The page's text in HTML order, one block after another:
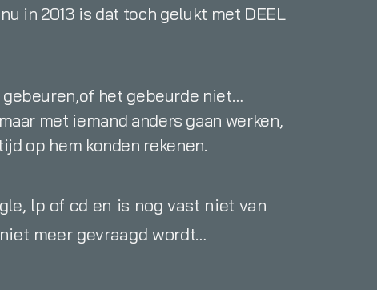
in 2013 is dat toch gelukt met DEEL
het gebeurde niet…
met iemand anders gaan werken,
op hem konden rekenen.
lp of cd en is nog vast niet van
meer gevraagd wordt…